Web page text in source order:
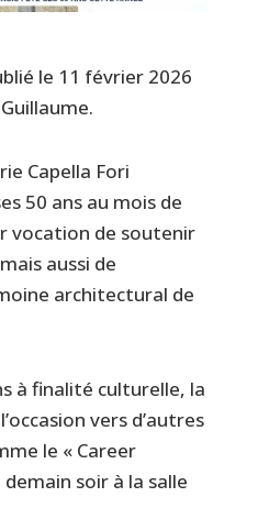
le 11 février 2026
Capella Fori
50 ans au mois de
vocation de soutenir
aussi de
architectural de
à finalité culturelle, la
vers d’autres
le « Career
soir à la salle